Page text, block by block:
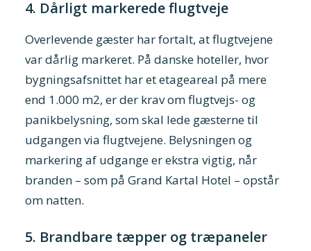
4. Dårligt markerede flugtveje
Overlevende gæster har fortalt, at flugtvejene
var dårlig markeret. På danske hoteller, hvor
bygningsafsnittet har et etageareal på mere
end 1.000 m2, er der krav om flugtvejs- og
panikbelysning, som skal lede gæsterne til
udgangen via flugtvejene. Belysningen og
markering af udgange er ekstra vigtig, når
branden – som på Grand Kartal Hotel – opstår
om natten.
5. Brandbare tæpper og træpaneler